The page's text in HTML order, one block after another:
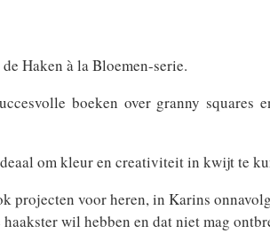
Haken à la Bloemen-serie.
boeken over granny squares
om kleur en creativiteit in kwijt te
projecten voor heren, in Karins
wil hebben en dat niet mag